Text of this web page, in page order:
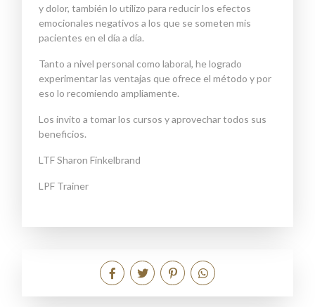
y dolor, también lo utilizo para reducir los efectos
emocionales negativos a los que se someten mis
pacientes en el día a día.
Tanto a nivel personal como laboral, he logrado
experimentar las ventajas que ofrece el método y por
eso lo recomiendo ampliamente.
Los invito a tomar los cursos y aprovechar todos sus
beneficios.
LTF Sharon Finkelbrand
LPF Trainer